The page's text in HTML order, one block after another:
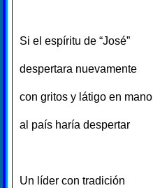
Si el espíritu de “José”
despertara nuevamente
con gritos y látigo en mano
al país haría despertar
Un líder con tradición